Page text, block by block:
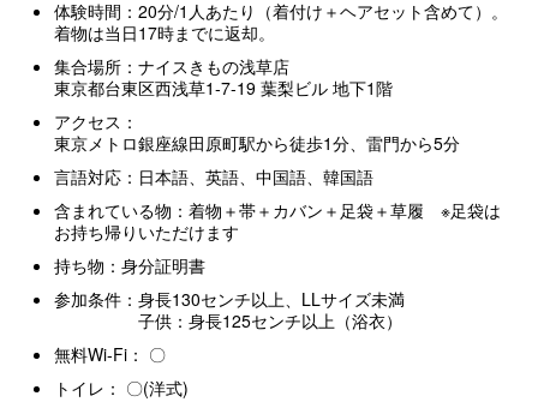
体験時間：20分/1人あたり（着付け＋ヘアセット含めて）。
着物は当日17時までに返却。
集合場所：ナイスきもの浅草店
東京都台東区西浅草1‐7‐19 葉梨ビル 地下1階
アクセス：
東京メトロ銀座線田原町駅から徒歩1分、雷門から5分
言語対応：日本語、英語、中国語、韓国語
含まれている物：着物＋帯＋カバン＋足袋＋草履 ※足袋は
お持ち帰りいただけます
持ち物：身分証明書
参加条件：身長130センチ以上、LLサイズ未満
子供：身長125センチ以上（浴衣）
無料Wi-Fi： 〇
トイレ： 〇(洋式)